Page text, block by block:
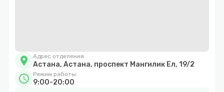
location_on Адрес отделения
Астана, Астана, проспект Мангилик Ел, 19/2
schedule Режим работы
9:00-20:00